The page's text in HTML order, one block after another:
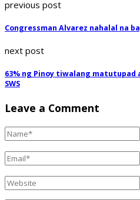
previous post
Congressman Alvarez nahalal na
next post
63% ng Pinoy tiwalang
SWS
Leave a Comment